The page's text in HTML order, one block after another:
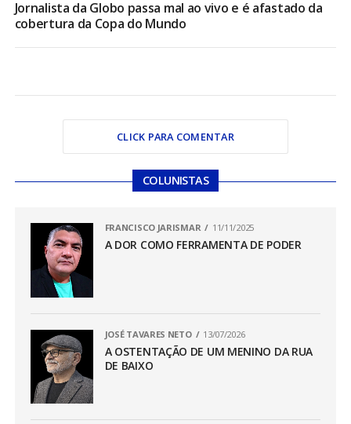
Jornalista da Globo passa mal ao vivo e é afastado da
cobertura da Copa do Mundo
CLICK PARA COMENTAR
COLUNISTAS
FRANCISCO JARISMAR 11/11/2025
A DOR COMO FERRAMENTA DE PODER
JOSÉ TAVARES NETO 13/07/2026
A OSTENTAÇÃO DE UM MENINO DA RUA
DE BAIXO